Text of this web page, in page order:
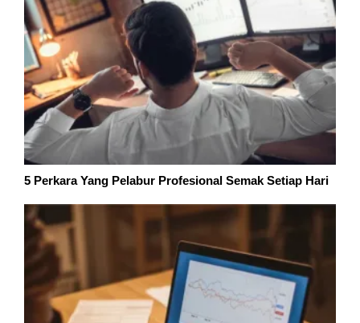
5 Perkara Yang Pelabur Profesional Semak Setiap Hari